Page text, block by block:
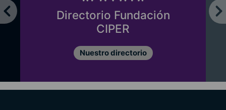
Directorio Fundación
CIPER
Nuestro directorio